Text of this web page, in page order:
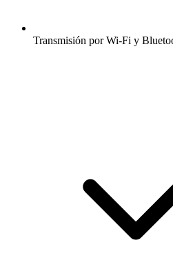
Transmisión por Wi-Fi y